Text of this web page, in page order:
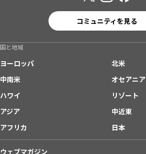
コミュニティを見る
国と地域
ヨーロッパ
北米
中南米
オセアニア
ハワイ
リゾート
アジア
中近東
アフリカ
日本
ウェブマガジン